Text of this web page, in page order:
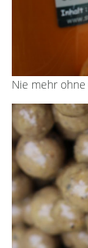
Nie mehr ohne